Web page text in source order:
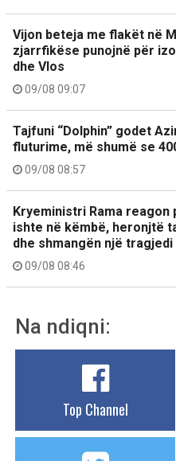
Vijon beteja me flakët në
zjarrfikëse punojnë për
dhe Vlos
09/08 09:07
Tajfuni “Dolphin” godet
fluturime, më shumë se
09/08 08:57
Kryeministri Rama
ishte në këmbë, heronjtë
dhe shmangën një tragjedi
09/08 08:46
Na ndiqni:
Top Channel